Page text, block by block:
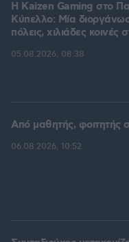
H Kaizen Gaming στο
Kύπελλο: Μία
πόλεις, χιλιάδες κοινές
05.08.2026, 08:38
Από μαθητής, φοιτητής
06.08.2026, 10:52